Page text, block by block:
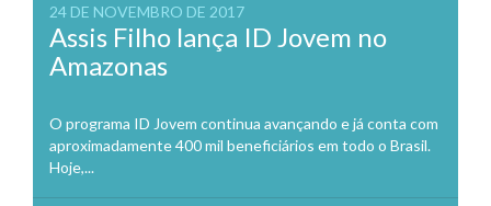
24 DE NOVEMBRO DE 2017
Assis Filho lança ID Jovem no
Amazonas
O programa ID Jovem continua avançando e já conta com
aproximadamente 400 mil beneficiários em todo o Brasil.
Hoje,...